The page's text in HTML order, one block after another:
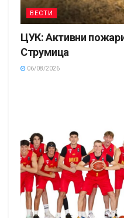
ВЕСТИ
ЦУК: Активни
Струмица
06/08/2026